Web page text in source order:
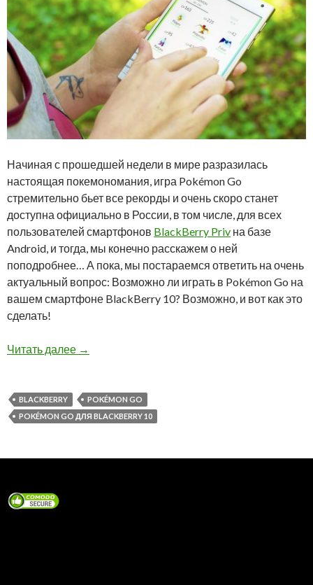
Начиная с прошедшей недели в мире разразилась
настоящая покемономания, игра Pokémon Go
стремительно бьет все рекорды и очень скоро станет
доступна официально в России, в том числе, для всех
пользователей смартфонов BlackBerry Priv на базе
Android, и тогда, мы конечно расскажем о ней
поподробнее… А пока, мы постараемся ответить на очень
актуальный вопрос: Возможно ли играть в Pokémon Go на
вашем смартфоне BlackBerry 10? Возможно, и вот как это
сделать!
Читать далее Как запустить Pokémon Go на BlackBerry 10?
→
BLACKBERRY
POKÉMON GO
POKÉMON GO ДЛЯ BLACKBERRY 10